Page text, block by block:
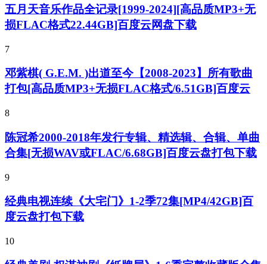
五月天音乐作品全记录[1999-2024][高品质MP3+无
损FLAC格式22.44GB]百度云网盘下载
7
邓紫棋( G.E.M. )出道至今【2008-2023】所有歌曲
打包[高品质MP3+无损FLAC格式/6.51GB]百度云
8
陈冠希2000-2018年发行专辑、精选辑、合辑、单曲
合集[无损WAV或FLAC/6.68GB]百度云盘打包下载
9
经典电视连续《大宅门》1-2季72集[MP4/42GB]百
度云盘打包下载
10